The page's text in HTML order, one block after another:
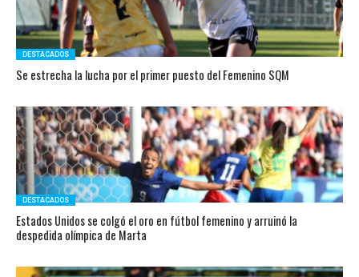
DESTACADOS
Se estrecha la lucha por el primer puesto del Femenino SQM
DESTACADOS
Estados Unidos se colgó el oro en fútbol femenino y arruinó la
despedida olímpica de Marta